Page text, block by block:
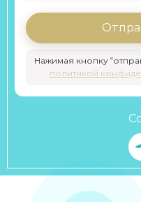
Нажимая кнопку
политикой